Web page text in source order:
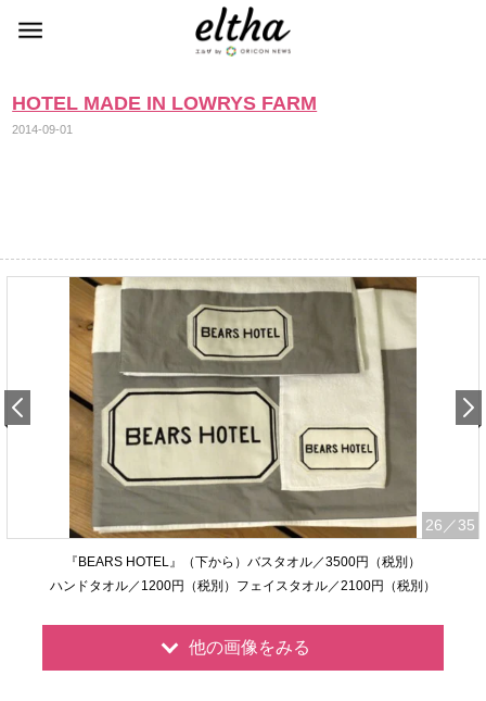
HOTEL MADE IN LOWRYS FARM
2014-09-01
26 ／35
『BEARS HOTEL』（下から）バスタオル／3500円（税別）
ハンドタオル／1200円（税別）フェイスタオル／2100円（税別）
他の画像をみる